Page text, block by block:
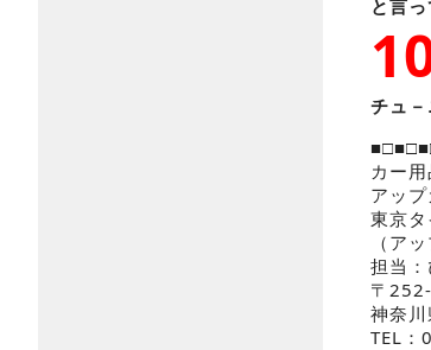
と言
チュ
カー
アッ
東京
（ア
担当
〒
神奈
TEL